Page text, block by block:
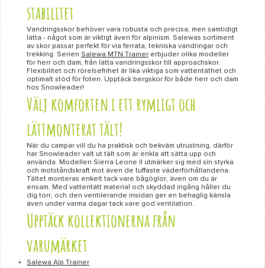
stabilitet
Vandringsskor behöver vara robusta och precisa, men samtidigt
lätta - något som är viktigt även för alpinism. Salewas sortiment
av skor passar perfekt för via ferrata, tekniska vandringar och
trekking. Serien Salewa MTN Trainer erbjuder olika modeller
för herr och dam, från lätta vandringsskor till approachskor.
Flexibilitet och rörelsefrihet är lika viktiga som vattentäthet och
optimalt stöd för foten. Upptäck bergskor för både herr och dam
hos Snowleader!
Välj komforten i ett rymligt och
lättmonterat tält!
När du campar vill du ha praktisk och bekväm utrustning, därför
har Snowleader valt ut tält som är enkla att sätta upp och
använda. Modellen Sierra Leone II utmärker sig med sin styrka
och motståndskraft mot även de tuffaste väderförhållandena.
Tältet monteras enkelt tack vare bågöglor, även om du är
ensam. Med vattentätt material och skyddad ingång håller du
dig torr, och den ventilerande insidan ger en behaglig känsla
även under varma dagar tack vare god ventilation.
Upptäck kollektionerna från
varumärket
Salewa Alp Trainer